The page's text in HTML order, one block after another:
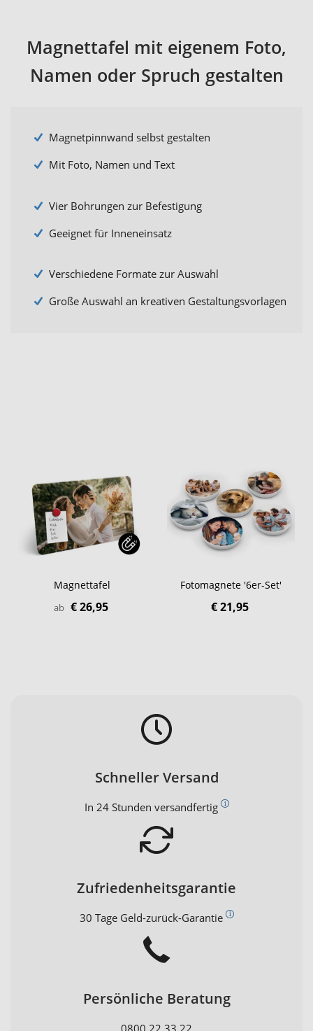
Magnettafel mit eigenem Foto,
Namen oder Spruch gestalten
Magnetpinnwand selbst gestalten
Mit Foto, Namen und Text
Vier Bohrungen zur Befestigung
Geeignet für Inneneinsatz
Verschiedene Formate zur Auswahl
Große Auswahl an kreativen Gestaltungsvorlagen
Magnettafel
ab € 26,95
Fotomagnete '6er-Set'
€ 21,95
Schneller Versand
In 24 Stunden versandfertig
Zufriedenheitsgarantie
30 Tage Geld-zurück-Garantie
Persönliche Beratung
0800 22 33 22